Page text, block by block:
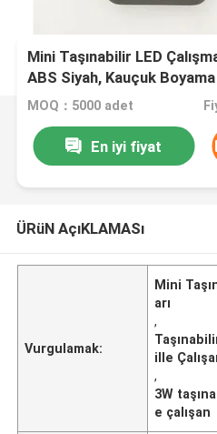
Mini Taşınabilir LED
ABS Siyah, Kauçuk
MOQ：5000 adet
En iyi fiyat
ÜRüN AçıKLAMASı
Vurgulamak:
Mini
arı
,
ille
,
3W
e çalışan